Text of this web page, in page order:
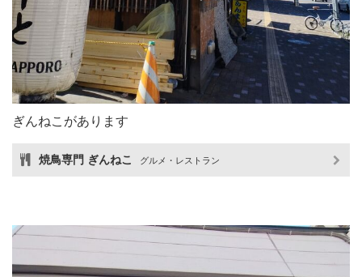
ぎんねこがあります
焼鳥専門 ぎんねこ グルメ・レストラン